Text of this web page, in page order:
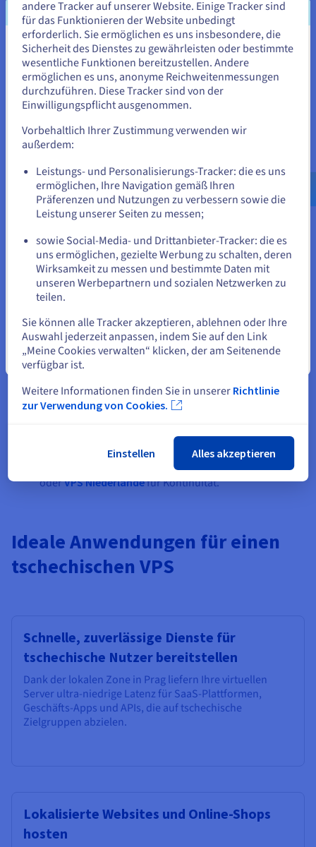
Vorteile der Wahl eines in der
Tschechischen Republik
gehosteten VPS
Mit OVHcloud liefert Ihr VPS-Hosting Tschechische Republik:
reduziert die Latenz für Benutzer in Prag, Brünn,
Ostrava und in ganz Mitteleuropa.
Hochleistungsserver – Intel Xeon CPU/vCPU-Kerne,
skalierbarer RAM und NVMe SSD-Festplatten sorgen für
Unbegrenzter Traffic inklusive – Ihre Websites und
Cloud-Dienste laufen während Verkehrsspitzen
reibungslos ohne versteckte Limits.
KVM-Virtualisierung –VPS KVMgarantiert isolierte,
sichere virtuelle Umgebungen mit vorhersehbaren
Erweiterte Netzwerktechnologie – Dedizierte IPv4/IPv6,
vRack-Netzwerktechnologie, DDoS-Schutz und Firewall-
Funktionen halten Ihre Daten sicher.
Flexible Verwaltung – Voller Root-Zugriff für Entwickler
cPanel, Plesk oder Webmin.
Skalierbarkeit auf Abruf – CPU-Kerne, RAM oder
Redundanz in ganz Europa – Kombinieren Sie das
VPS Deutschland,VPS Frankreich
oderVPS Niederlandefür Kontinuität.
Ideale Anwendungen für einen
tschechischen VPS
Schnelle, zuverlässige Dienste für
tschechische Nutzer bereitstellen
Dank der lokalen Zone in Prag liefern Ihre virtuellen
Server ultra-niedrige Latenz für SaaS-Plattformen,
Geschäfts-Apps und APIs, die auf tschechische
Zielgruppen abzielen.
Lokalisierte Websites und Online-Shops
hosten
Sie scheinen sich in Vereinigte
Staaten zu befinden.
Wenn Sie aus Vereinigte Staaten bestellen möchten, müssen Sie
sich auf der entsprechenden Website umsehen und dort einen
Account erstellen.
us.ovhcloud.com/
Englisch USD - $
oder
Auf der aktuellen Website bleiben
Eine andere Website wählen
Schließen
andere Tracker auf unserer Website. Einige Tracker sind
für das Funktionieren der Website unbedingt
erforderlich. Sie ermöglichen es uns insbesondere, die
Sicherheit des Dienstes zu gewährleisten oder bestimmte
wesentliche Funktionen bereitzustellen. Andere
ermöglichen es uns, anonyme Reichweitenmessungen
durchzuführen. Diese Tracker sind von der
Einwilligungspflicht ausgenommen.
Vorbehaltlich Ihrer Zustimmung verwenden wir
außerdem:
Leistungs- und Personalisierungs-Tracker: die es uns
ermöglichen, Ihre Navigation gemäß Ihren
Präferenzen und Nutzungen zu verbessern sowie die
Leistung unserer Seiten zu messen;
sowie Social-Media- und Drittanbieter-Tracker: die es
uns ermöglichen, gezielte Werbung zu schalten, deren
Wirksamkeit zu messen und bestimmte Daten mit
unseren Werbepartnern und sozialen Netzwerken zu
teilen.
Sie können alle Tracker akzeptieren, ablehnen oder Ihre
Auswahl jederzeit anpassen, indem Sie auf den Link
„Meine Cookies verwalten“ klicken, der am Seitenende
verfügbar ist.
Weitere Informationen finden Sie in unserer Richtlinie
zur Verwendung von Cookies.
Einstellen Alles akzeptieren